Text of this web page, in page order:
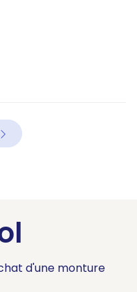
d'une monture